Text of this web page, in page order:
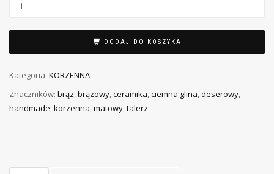
DODAJ DO KOSZYKA
Kategoria: KORZENNA
Znaczników: brąz,brązowy,ceramika,ciemna glina,deserowy,
handmade,korzenna,matowy,talerz